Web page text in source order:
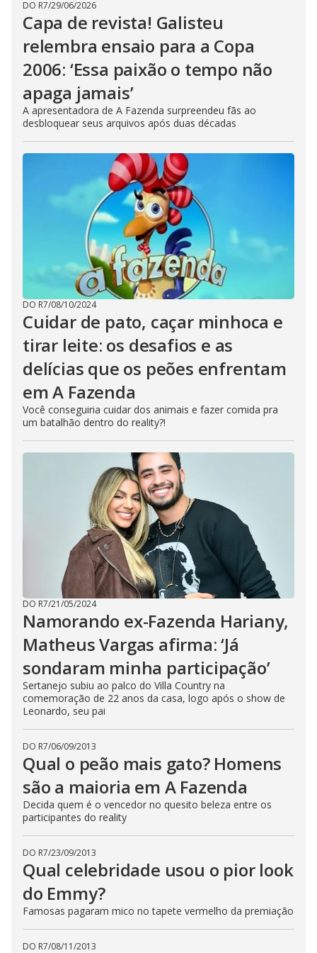
DO R7/29/06/2026
Capa de revista! Galisteu
relembra ensaio para a Copa
2006: ‘Essa paixão o tempo não
apaga jamais’
A apresentadora de A Fazenda surpreendeu fãs ao
desbloquear seus arquivos após duas décadas
DO R7/08/10/2024
Cuidar de pato, caçar minhoca e
tirar leite: os desafios e as
delícias que os peões enfrentam
em A Fazenda
Você conseguiria cuidar dos animais e fazer comida pra
um batalhão dentro do reality?!
DO R7/21/05/2024
Namorando ex-Fazenda Hariany,
Matheus Vargas afirma: ‘Já
sondaram minha participação’
Sertanejo subiu ao palco do Villa Country na
comemoração de 22 anos da casa, logo após o show de
Leonardo, seu pai
DO R7/06/09/2013
Qual o peão mais gato? Homens
são a maioria em A Fazenda
Decida quem é o vencedor no quesito beleza entre os
participantes do reality
DO R7/23/09/2013
Qual celebridade usou o pior look
do Emmy?
Famosas pagaram mico no tapete vermelho da premiação
DO R7/08/11/2013